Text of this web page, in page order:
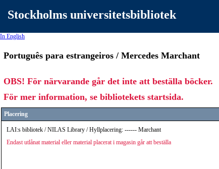
Stockholms universitetsbibliotek
In English
Português para estrangeiros / Mercedes Marchant
OBS! För närvarande går det inte att beställa böcker.
För mer information, se bibliotekets startsida.
Placering
LAI:s bibliotek / NILAS Library / Hyllplacering: ------ Marchant
Endast utlånat material eller material placerat i magasin går att beställa